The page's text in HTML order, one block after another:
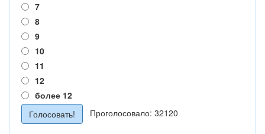
7
8
9
10
11
12
более 12
Проголосовало: 32120